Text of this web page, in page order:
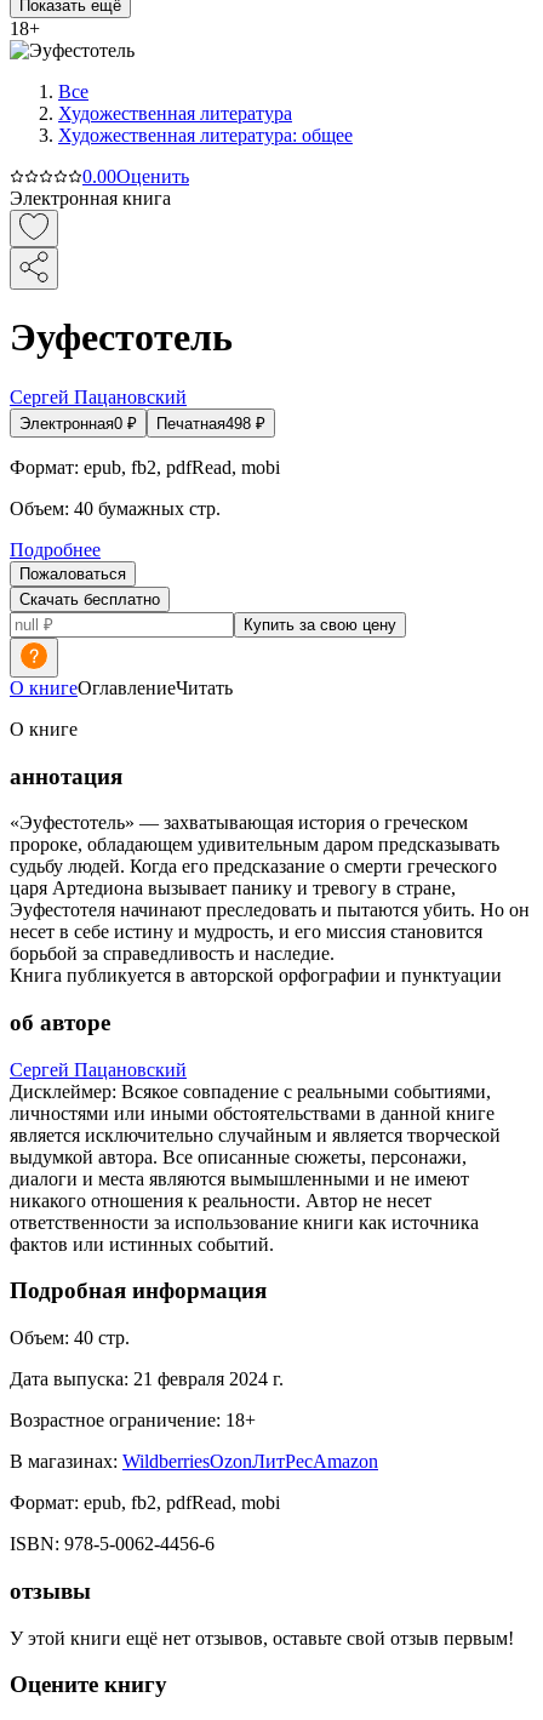
Показать ещё
18+
Все
Художественная литература
Художественная литература: общее
0.00Оценить
Электронная книга
Эуфестотель
Сергей Пацановский
Электронная0 ₽ Печатная498 ₽
Формат: epub, fb2, pdfRead, mobi
Объем: 40 бумажных стр.
Подробнее
Пожаловаться
Скачать бесплатно
Купить за свою цену
О книгеОглавлениеЧитать
О книге
аннотация
«Эуфестотель» — захватывающая история о греческом
пророке, обладающем удивительным даром предсказывать
судьбу людей. Когда его предсказание о смерти греческого
царя Артедиона вызывает панику и тревогу в стране,
Эуфестотеля начинают преследовать и пытаются убить. Но он
несет в себе истину и мудрость, и его миссия становится
борьбой за справедливость и наследие.
Книга публикуется в авторской орфографии и пунктуации
об авторе
Сергей Пацановский
Дисклеймер: Всякое совпадение с реальными событиями,
личностями или иными обстоятельствами в данной книге
является исключительно случайным и является творческой
выдумкой автора. Все описанные сюжеты, персонажи,
диалоги и места являются вымышленными и не имеют
никакого отношения к реальности. Автор не несет
ответственности за использование книги как источника
фактов или истинных событий.
Подробная информация
Объем: 40 стр.
Дата выпуска: 21 февраля 2024 г.
Возрастное ограничение: 18+
В магазинах: WildberriesOzonЛитРесAmazon
Формат: epub, fb2, pdfRead, mobi
ISBN: 978-5-0062-4456-6
отзывы
У этой книги ещё нет отзывов, оставьте свой отзыв первым!
Оцените книгу